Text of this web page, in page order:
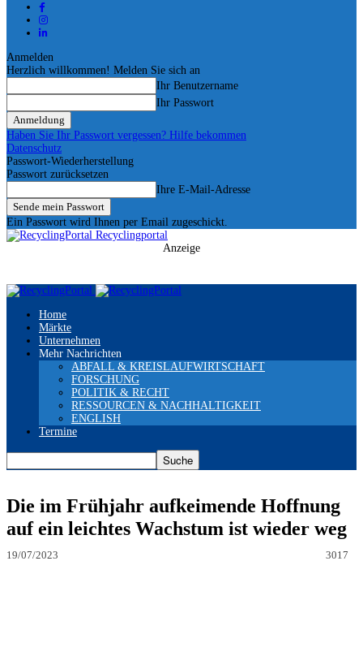
Anmelden
Herzlich willkommen! Melden Sie sich an
Ihr Benutzername
Ihr Passwort
Haben Sie Ihr Passwort vergessen? Hilfe bekommen
Datenschutz
Passwort-Wiederherstellung
Passwort zurücksetzen
Ihre E-Mail-Adresse
Ein Passwort wird Ihnen per Email zugeschickt.
Recyclingportal
Anzeige
Home
Märkte
Unternehmen
Mehr Nachrichten
ABFALL & KREISLAUFWIRTSCHAFT
FORSCHUNG
POLITIK & RECHT
RESSOURCEN & NACHHALTIGKEIT
ENGLISH
Termine
Die im Frühjahr aufkeimende Hoffnung
auf ein leichtes Wachstum ist wieder weg
19/07/2023 3017